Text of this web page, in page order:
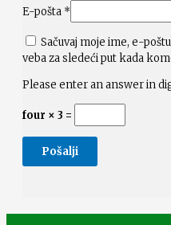
E-pošta *
Sačuvaj moje ime, e-
veba za sledeći put kada
Please enter an answer in
four × 3 =